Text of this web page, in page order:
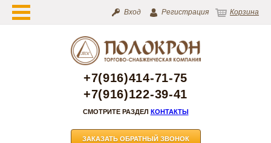
Вход Регистрация Корзина
+7(916)414-71-75
+7(916)122-39-41
СМОТРИТЕ РАЗДЕЛ КОНТАКТЫ
ЗАКАЗАТЬ ОБРАТНЫЙ ЗВОНОК